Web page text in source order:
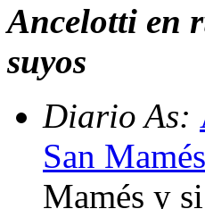
Ancelotti en
suyos
Diario As:
San
Mamés y